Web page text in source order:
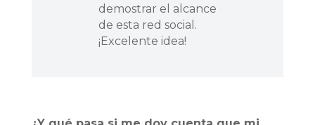
demostrar el alcance
de esta red social.
¡Excelente idea!